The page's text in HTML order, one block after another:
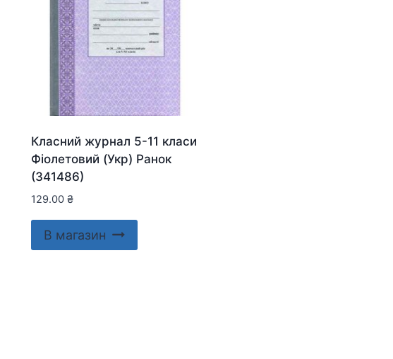
Класний журнал 5-11 класи
Фіолетовий (Укр) Ранок
(341486)
129.00 ₴
В магазин